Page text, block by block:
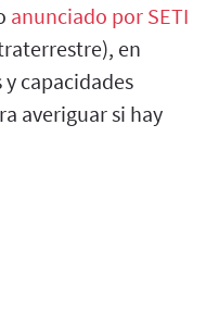
anunciado por SETI
en
capacidades
averiguar si hay